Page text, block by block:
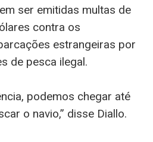
ser emitidas multas de
contra os
estrangeiras por
de pesca ilegal.
podemos chegar até
o navio,” disse Diallo.